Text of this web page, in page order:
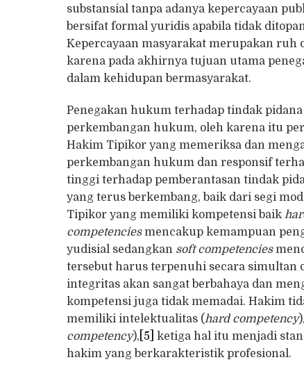
substansial tanpa adanya kepercayaan
bersifat formal yuridis apabila tidak
Kepercayaan masyarakat merupakan ruh
karena pada akhirnya tujuan utama
dalam kehidupan bermasyarakat.
Penegakan hukum terhadap tindak
perkembangan hukum, oleh karena itu
Hakim Tipikor yang memeriksa dan
perkembangan hukum dan responsif
tinggi terhadap pemberantasan tindak
yang terus berkembang, baik dari segi
Tipikor yang memiliki kompetensi baik
competenciesmencakup kemampuan
yudisial sedangkan soft competencies
tersebut harus terpenuhi secara simultan
integritas akan sangat berbahaya dan
kompetensi juga tidak memadai. Hakim
memiliki intelektualitas (hard competency
competency), [5]
ketiga hal itu menjadi
hakim yang berkarakteristik profesional.